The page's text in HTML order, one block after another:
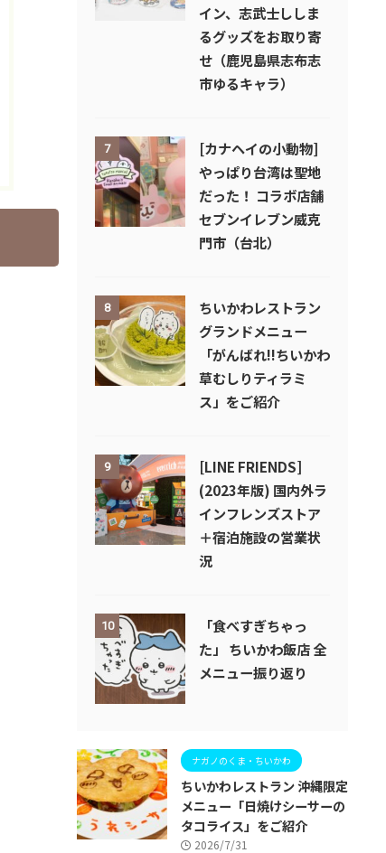
イン、志武士ししま
るグッズをお取り寄
せ（鹿児島県志布志
市ゆるキャラ）
7
[カナヘイの小動物]
やっぱり台湾は聖地
だった！ コラボ店舗
セブンイレブン威克
門市（台北）
8
ちいかわレストラン
グランドメニュー
「がんばれ!!ちいかわ
草むしりティラミ
ス」をご紹介
9
[LINE FRIENDS]
(2023年版) 国内外ラ
インフレンズストア
＋宿泊施設の営業状
況
10
「食べすぎちゃっ
た」 ちいかわ飯店 全
メニュー振り返り
ナガノのくま・ちいかわ
ちいかわレストラン 沖縄限定
メニュー「日焼けシーサーの
タコライス」をご紹介
2026/7/31